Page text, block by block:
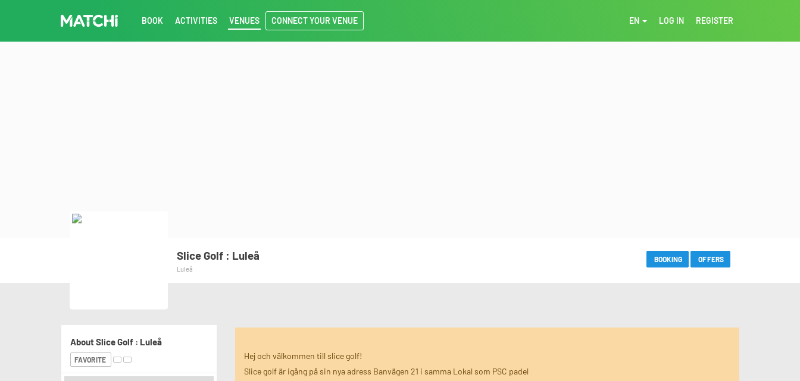
BOOK ACTIVITIES VENUES CONNECT YOUR VENUE EN LOG IN REGISTER
Slice Golf : Luleå
Luleå
BOOKING OFFERS
Hej och välkommen till slice golf!
Slice golf är igång på sin nya adress Banvägen 21 i samma Lokal som PSC padel
About Slice Golf : Luleå
FAVORITE